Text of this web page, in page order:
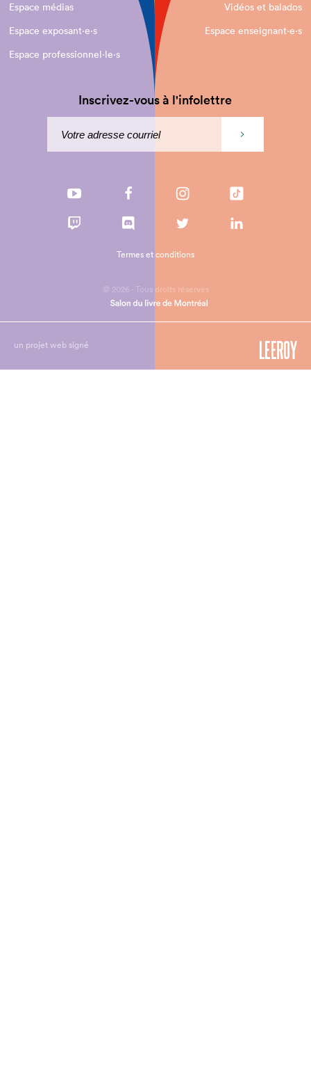
Espace médias
Vidéos et balados
Espace exposant·e⋅s
Espace enseignant·e⋅s
Espace professionnel·le⋅s
Inscrivez-vous à l'infolettre
© 2026 - Tous droits réservés
Termes et conditions
un projet web signé